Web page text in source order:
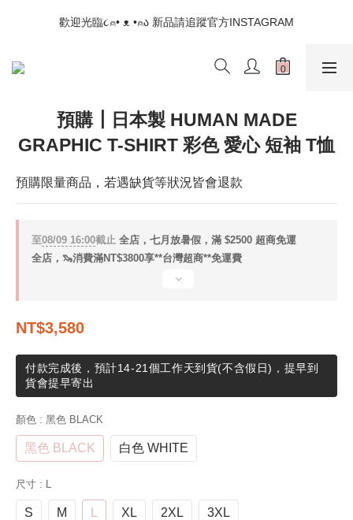
📣如果遇到結帳沒有反應，請另開瀏覽器 (不要直接從ig連結網站
下單)
歡迎光臨૮⍝• ᴥ •⍝ა 新品請追蹤官方INSTAGRAM
📣如果遇到結帳沒有反應，請另開瀏覽器 (不要直接從ig連結網站
預購┃日本製 HUMAN MADE
GRAPHIC T-SHIRT 彩色 愛心 短袖 T恤
預購限量商品，若遇缺貨等狀況皆會退款
至08/09 16:00截止 全店，七月放暑假，滿 $2500 超商免運
全店，🦦消費滿NT$3800享**台灣超商**免運費
NT$3,580
付款完成後，預計14-21個工作天到貨(不含假日)，提早到
貨會提早寄出
顏色 : 黑色 BLACK
黑色 BLACK 白色 WHITE
尺寸 : L
S M XL 2XL 3XL